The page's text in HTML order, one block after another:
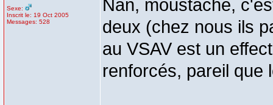
Sexe:
Inscrit le: 19 Oct 2005
Messages: 528
Nan, moustache,
deux (chez nous ils
au VSAV est un
renforcés, pareil que